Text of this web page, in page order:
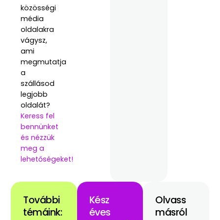
közösségi
média
oldalakra
vágysz,
ami
megmutatja
a
szállásod
legjobb
oldalát?
Keress fel
bennünket
és nézzük
meg a
lehetőségeket!
További
témáink:
Kész
éves
Olvass
másról